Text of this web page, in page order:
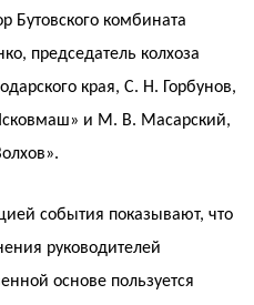
Бутовского комбината
председатель колхоза
края, С. Н. Горбунов,
и М. В. Масарский,
события показывают, что
руководителей
основе пользуется